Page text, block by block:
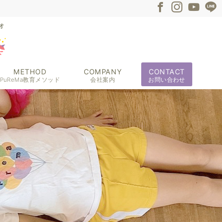
METHOD
PuReMa教育メソッド
COMPANY
会社案内
CONTACT
お問い合わせ